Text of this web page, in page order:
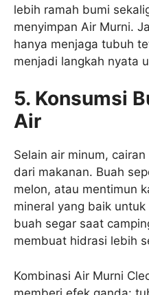
lebih ramah bumi
menyimpan Air Murni.
hanya menjaga tubuh
menjadi langkah nyata
5. Konsumsi
Air
Selain air minum,
dari makanan. Buah
melon, atau mentimun
mineral yang baik
buah segar saat
membuat hidrasi lebih
Kombinasi Air Murni